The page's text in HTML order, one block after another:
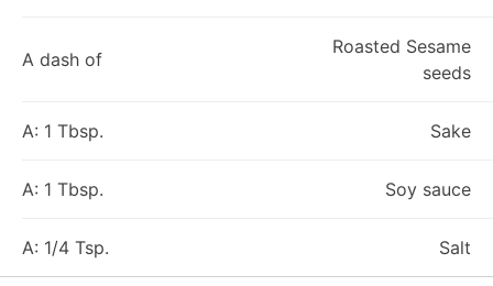
A dash of
Roasted Sesame
seeds
A: 1 Tbsp. Sake
A: 1 Tbsp. Soy sauce
A: 1/4 Tsp. Salt